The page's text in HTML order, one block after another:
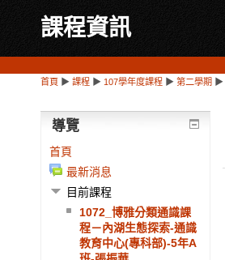
課程資訊
首頁 ▶ 課程 ▶ 107學年度課程 ▶ 第二學期 ▶
導覽
首頁
最新消息
目前課程
1072_博雅分類通識課
程－內湖生態探索-通識
教育中心(專科部)-5年A